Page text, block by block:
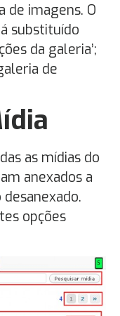
de imagens. O
substituído
da galeria’;
de
as mídias do
anexados a
opções